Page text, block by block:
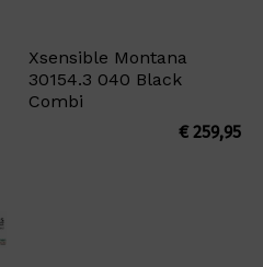
Xsensible Montana
30154.3 040 Black
Combi
€259,95